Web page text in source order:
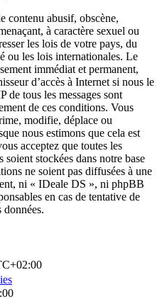
contenu abusif, obscène,
à caractère sexuel ou
les lois de votre pays, du
ou les lois internationales. Le
immédiat et permanent,
d’accès à Internet si nous le
de tous les messages sont
de ces conditions. Vous
modifie, déplace ou
nous estimons que cela est
acceptez que toutes les
stockées dans notre base
ne soient pas diffusées à une
ni « IDeale DS », ni phpBB
en cas de tentative de
données.